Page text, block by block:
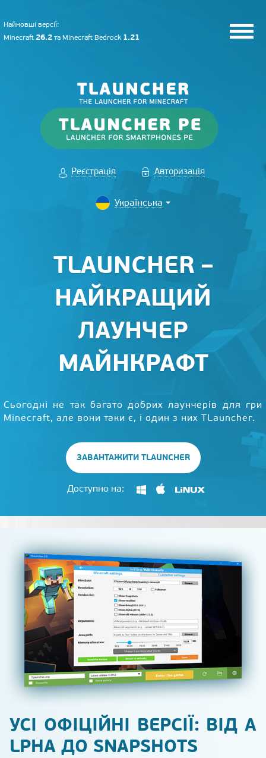
Найновші версії:
Minecraft 26.2 та Minecraft Bedrock 1.21
Реєстрація Авторизація
TLAUNCHER –
НАЙКРАЩИЙ
ЛАУНЧЕР
МАЙНКРАФТ
Сьогодні не так багато добрих лаунчерів для гри
Minecraft, але вони таки є, і один з них TLauncher.
ЗАВАНТАЖИТИ TLAUNCHER
Доступно на:
УСІ ОФІЦІЙНІ ВЕРСІЇ: ВІД A
LPHA ДО SNAPSHOTS